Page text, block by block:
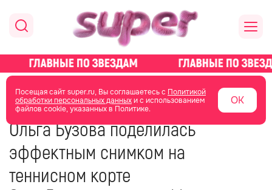
Посещая сайт super.ru, Вы соглашаетесь с Политикой
обработки персональных данныхи с использованием
файлов cookie, указанных в Политике.
ОК
главная новости о звездах новости
04 июня 20:28
Ольга Бузова поделилась
эффектным снимком на
теннисном корте